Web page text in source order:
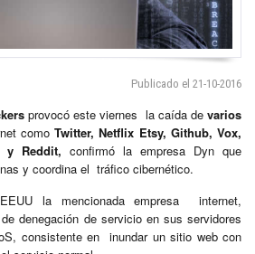
Publicado el 21-10-2016
provocó este viernes la caída devarios
comoTwitter, Netflix Etsy, Github, Vox,
y Reddit, confirmó la empresa Dyn que
y coordina el tráfico cibernético.
la mencionada empresa internet,
denegación de servicio en sus servidores
consistente en inundar un sitio web con